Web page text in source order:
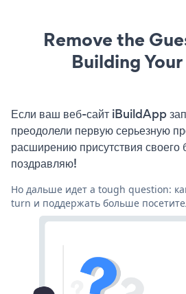
Remove the
Building
Если ваш веб-сайт iBuildApp
преодолели первую серьезную
расширению присутствия своего
поздравляю!
Но дальше идет a tough question:
turn и поддержать больше